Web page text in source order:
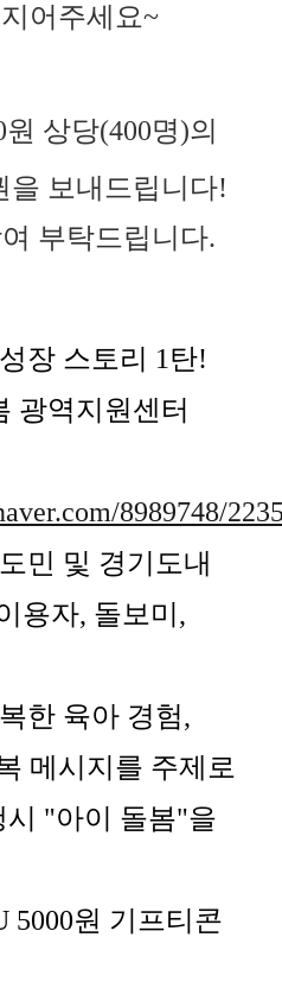
어주세요~
상당(400명)의
을 보내드립니다!
부탁드립니다.
장 스토리 1탄!
광역지원센터
8989748/
민 및 경기도내
용자, 돌보미,
한 육아 경험,
메시지를 주제로
돌봄"을
5000원 기프티콘